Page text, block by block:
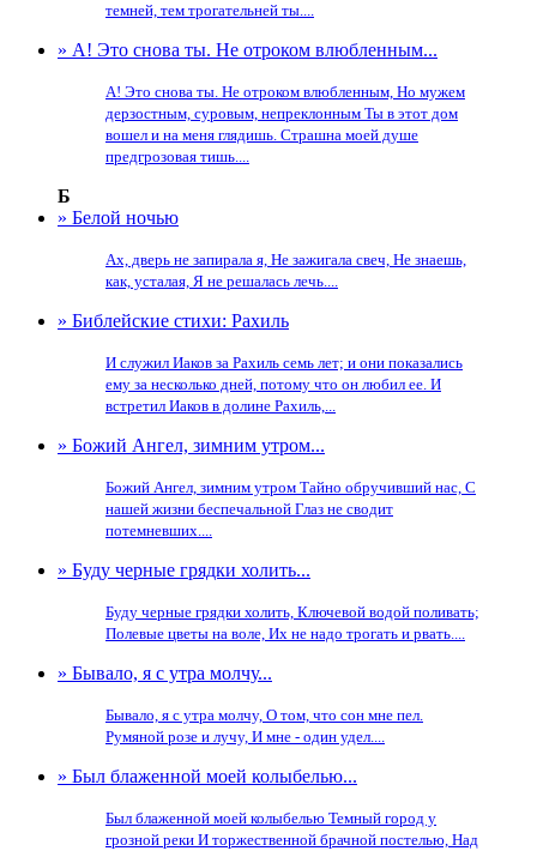
темней, тем трогательней ты....
» А! Это снова ты. Не отроком влюбленным...
А! Это снова ты. Не отроком влюбленным, Но мужем
дерзостным, суровым, непреклонным Ты в этот дом
вошел и на меня глядишь. Страшна моей душе
предгрозовая тишь....
Б
» Белой ночью
Ах, дверь не запирала я, Не зажигала свеч, Не знаешь,
как, усталая, Я не решалась лечь....
» Библейские стихи: Рахиль
И служил Иаков за Рахиль семь лет; и они показались
ему за несколько дней, потому что он любил ее. И
встретил Иаков в долине Рахиль,...
» Божий Ангел, зимним утром...
Божий Ангел, зимним утром Тайно обручивший нас, С
нашей жизни беспечальной Глаз не сводит
потемневших....
» Буду черные грядки холить...
Буду черные грядки холить, Ключевой водой поливать;
Полевые цветы на воле, Их не надо трогать и рвать....
» Бывало, я с утра молчу...
Бывало, я с утра молчу, О том, что сон мне пел.
Румяной розе и лучу, И мне - один удел....
» Был блаженной моей колыбелью...
Был блаженной моей колыбелью Темный город у
грозной реки И торжественной брачной постелью, Над